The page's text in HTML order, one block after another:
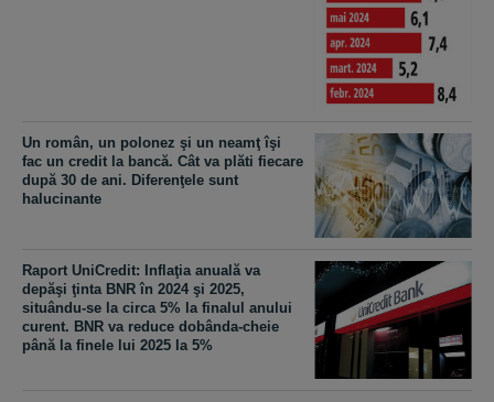
Un român, un polonez şi un neamţ îşi
fac un credit la bancă. Cât va plăti fiecare
după 30 de ani. Diferenţele sunt
halucinante
Raport UniCredit: Inflaţia anuală va
depăşi ţinta BNR în 2024 şi 2025,
situându-se la circa 5% la finalul anului
curent. BNR va reduce dobânda-cheie
până la finele lui 2025 la 5%